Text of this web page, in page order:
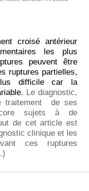
croisé antérieur
les plus
peuvent être
ruptures partielles,
difficile car la
Le diagnostic,
traitement
de ses
sujets à de
de cet article est
clinique et les
ces ruptures